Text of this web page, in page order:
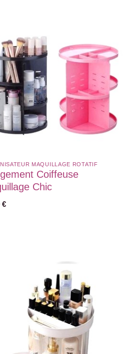
MAQUILLAGE ROTATIF​
Coiffeuse
Chic
€